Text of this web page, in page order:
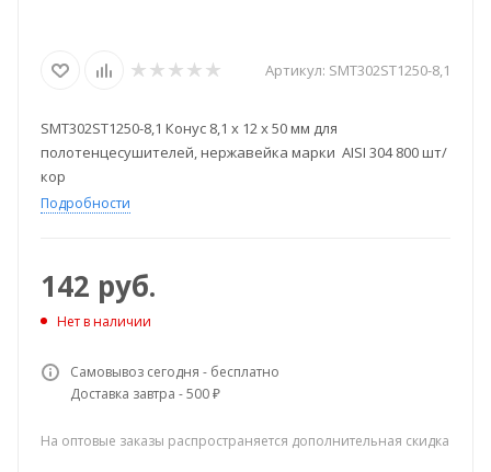
Артикул: SMT302ST1250-8,1
SMT302ST1250-8,1 Конус 8,1 х 12 х 50 мм для
полотенцесушителей, нержавейка марки AISI 304 800 шт/
кор
Подробности
142 руб.
Нет в наличии
Самовывоз сегодня - бесплатно
Доставка завтра - 500 ₽
На оптовые заказы распространяется дополнительная скидка